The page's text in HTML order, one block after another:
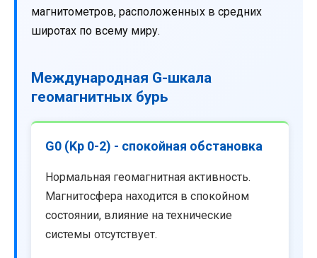
магнитометров, расположенных в средних
широтах по всему миру.
Международная G-шкала
геомагнитных бурь
G0 (Kp 0-2) - спокойная обстановка
Нормальная геомагнитная активность.
Магнитосфера находится в спокойном
состоянии, влияние на технические
системы отсутствует.